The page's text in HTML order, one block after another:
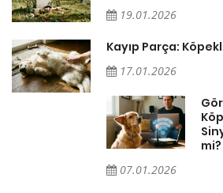
19.01.2026
Kayıp Parça:
17.01.2026
mi?
07.01.2026